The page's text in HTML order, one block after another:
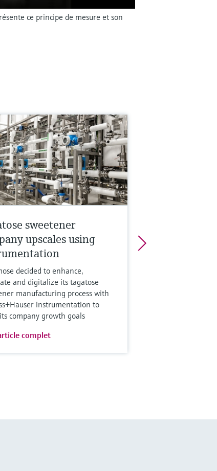
ce principe de mesure et son
sweetener
upscales using
decided to enhance,
and digitalize its tagatose
manufacturing process with
instrumentation to
company growth goals
complet